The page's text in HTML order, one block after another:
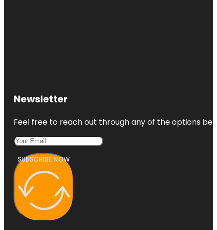
Newsletter
Feel free to reach out through any of the options
SUBSCRIBE NOW